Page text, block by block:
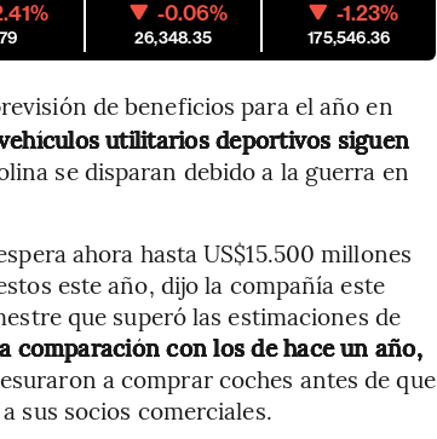
-0.06%
26,348.35
-1.23%
175,546.36
de beneficios para el año en
utilitarios deportivos siguen
se disparan debido a la guerra en
ahora hasta US$15.500 millones
este año, dijo la compañía este
que superó las estimaciones de
comparación con los de hace un año,
a comprar coches antes de que
sus socios comerciales.